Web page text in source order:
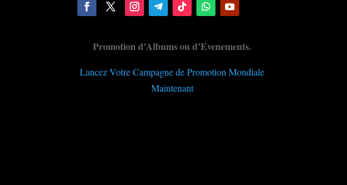
Promotion d’Albums ou d’Evenements.
Lancez Votre Campagne de Promotion Mondiale
Maintenant